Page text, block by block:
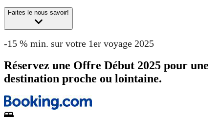
Faites le nous savoir!
-15 % min. sur votre 1er voyage 2025
Réservez une Offre Début 2025 pour une
destination proche ou lointaine.